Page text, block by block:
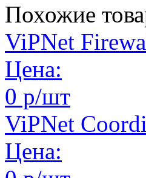
Похожие
ViPNet
Цена:
0 р/шт
ViPNet
Цена: